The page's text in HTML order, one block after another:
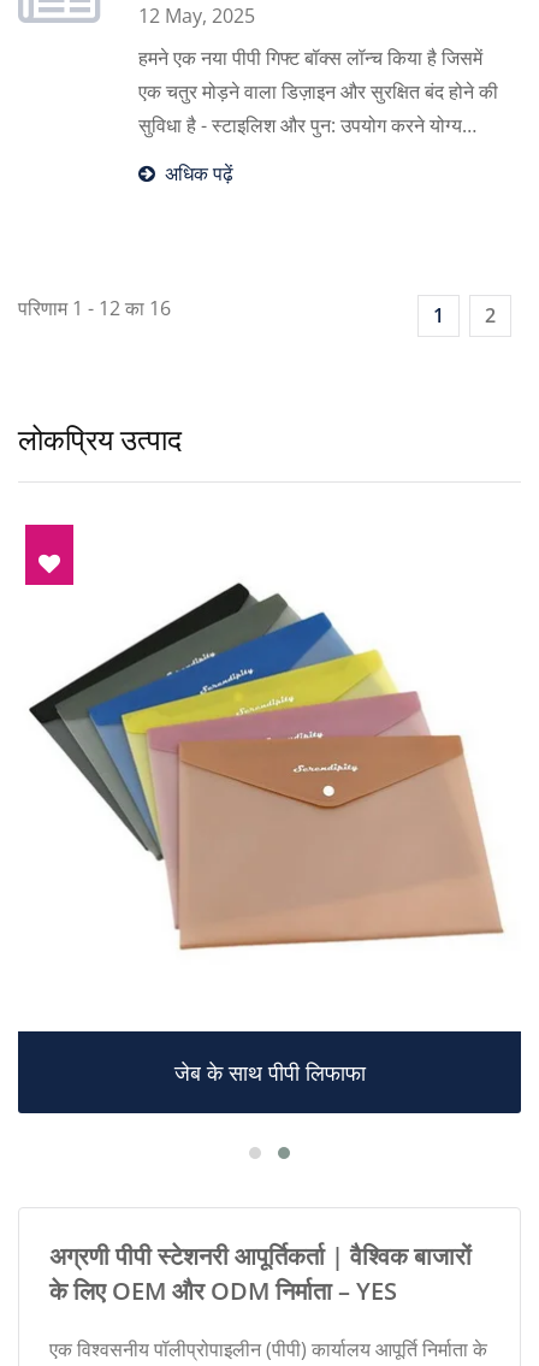
12 May, 2025
हमने एक नया पीपी गिफ्ट बॉक्स लॉन्च किया है जिसमें
एक चतुर मोड़ने वाला डिज़ाइन और सुरक्षित बंद होने की
सुविधा है - स्टाइलिश और पुन: उपयोग करने योग्य
उपहार पैकेजिंग के लिए बिल्कुल सही।
अधिक पढ़ें
परिणाम 1 - 12 का 16 1 2
लोकप्रिय उत्पाद
जेब के साथ पीपी लिफाफा
अग्रणी पीपी स्टेशनरी आपूर्तिकर्ता | वैश्विक बाजारों
के लिए OEM और ODM निर्माता – YES
एक विश्वसनीय पॉलीप्रोपाइलीन (पीपी) कार्यालय आपूर्ति निर्माता के